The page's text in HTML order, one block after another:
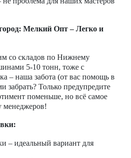
Мелкий Опт – Легко и
со складов по Нижнему
5-10 тонн, тоже с
– наша забота (от вас помощь в
забрать? Только предупредите
поменьше, но всё самое
менеджеров!
– идеальный вариант для